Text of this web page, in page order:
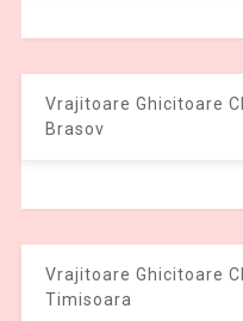
Vrajitoare Ghicitoare
Brasov
Vrajitoare Ghicitoare
Timisoara